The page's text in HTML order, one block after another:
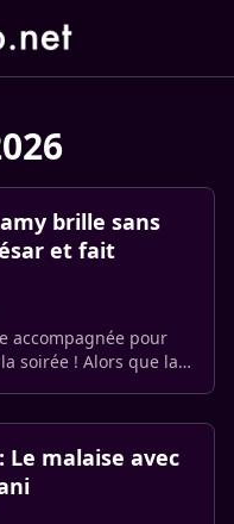
brille sans
et fait
accompagnée pour
soirée ! Alors que la
: Le malaise avec